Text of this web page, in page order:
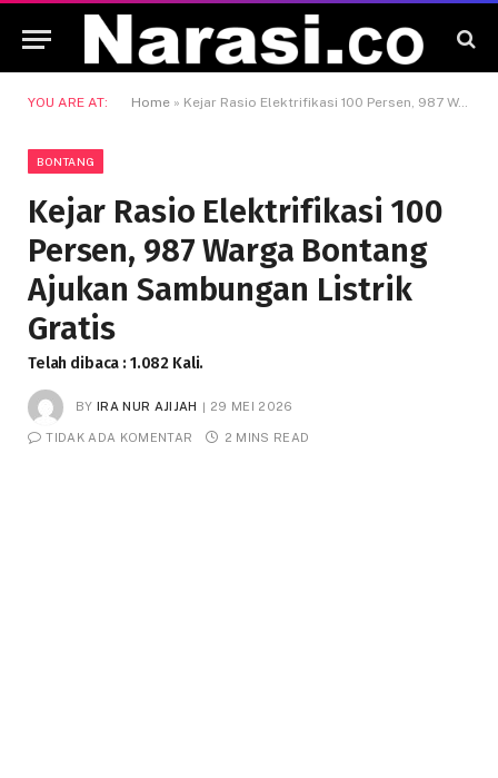
YOU ARE AT: Home » Kejar Rasio Elektrifikasi 100 Persen, 987 Warga Bontang Ajukan Sambungan Listrik Gratis
BONTANG
Kejar Rasio Elektrifikasi 100
Persen, 987 Warga Bontang
Ajukan Sambungan Listrik
Gratis
Telah dibaca : 1.082 Kali.
BY IRA NUR AJIJAH 29 MEI 2026
TIDAK ADA KOMENTAR 2 MINS READ